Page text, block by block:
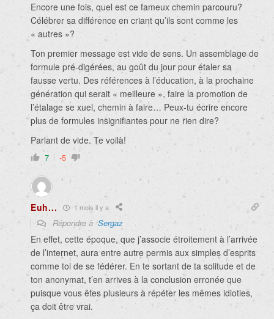
Encore une fois, quel est ce fameux chemin parcouru?
Célébrer sa différence en criant qu’ils sont comme les
« autres »?
Ton premier message est vide de sens. Un assemblage de
formule pré-digérées, au goût du jour pour étaler sa
fausse vertu. Des références à l’éducation, à la prochaine
génération qui serait « meilleure », faire la promotion de
l’étalage se xuel, chemin à faire… Peux-tu écrire encore
plus de formules insignifiantes pour ne rien dire?
Parlant de vide. Te voilà!
7 -5
Euh... 1 mois il y a
Répondre àSergaz
En effet, cette époque, que j’associe étroitement à l’arrivée
de l’internet, aura entre autre permis aux simples d’esprits
comme toi de se fédérer. En te sortant de ta solitude et de
ton anonymat, t’en arrives à la conclusion erronée que
puisque vous êtes plusieurs à répéter les mêmes idioties,
ça doit être vrai.